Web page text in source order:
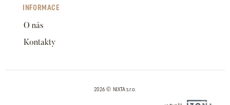
INFORMACE
O nás
Kontakty
2026 © NIXTA s.r.o.